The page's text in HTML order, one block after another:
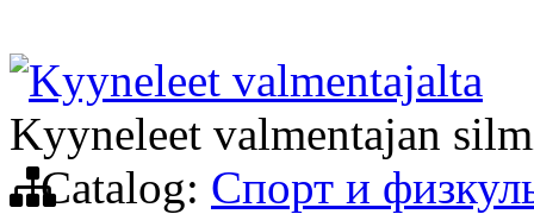
Kyyneleet valmentajalta
Kyyneleet valmentajan
Catalog: Спорт и